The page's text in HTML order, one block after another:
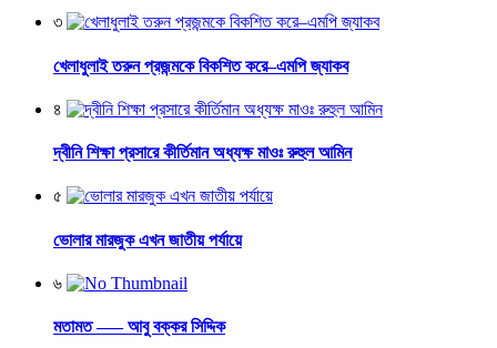
৩
খেলাধুলাই তরুন প্রজন্মকে বিকশিত করে–এমপি জ্যাকব
৪
দ্বীনি শিক্ষা প্রসারে কীর্তিমান অধ্যক্ষ মাওঃ রুহুল আমিন
৫
ভোলার মারজুক এখন জাতীয় পর্যায়ে
৬
মতামত —– আবু বক্কর সিদ্দিক